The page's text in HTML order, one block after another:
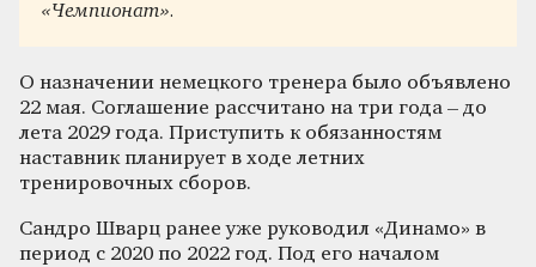
«Чемпионат».
О назначении немецкого тренера было объявлено
22 мая. Соглашение рассчитано на три года – до
лета 2029 года. Приступить к обязанностям
наставник планирует в ходе летних
тренировочных сборов.
Сандро Шварц ранее уже руководил «Динамо» в
период с 2020 по 2022 год. Под его началом